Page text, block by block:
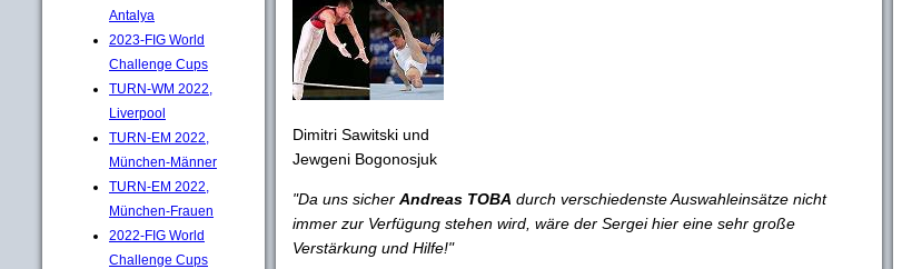
Antalya
2023-FIG World
Challenge Cups
TURN-WM 2022,
Liverpool
TURN-EM 2022,
München-Männer
TURN-EM 2022,
München-Frauen
2022-FIG World
Challenge Cups
Dimitri Sawitski und
Jewgeni Bogonosjuk
"Da uns sicher Andreas TOBA durch verschiedenste Auswahleinsätze nicht
immer zur Verfügung stehen wird, wäre der Sergei hier eine sehr große
Verstärkung und Hilfe!"